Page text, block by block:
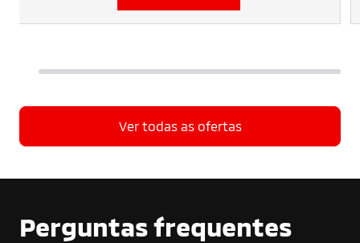
Ver todas as ofertas
Perguntas frequentes